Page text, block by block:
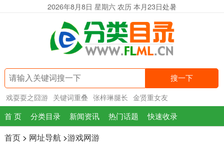
2026年8月8日 星期六 农历 本月23日处暑
搜一下
戏耍耍之囧游 关键词重叠 张梓琳腿长 金贤重女友
首 页 分类目录 新闻资讯 热门话题 快速收录
首页> 网址导航>游戏网游